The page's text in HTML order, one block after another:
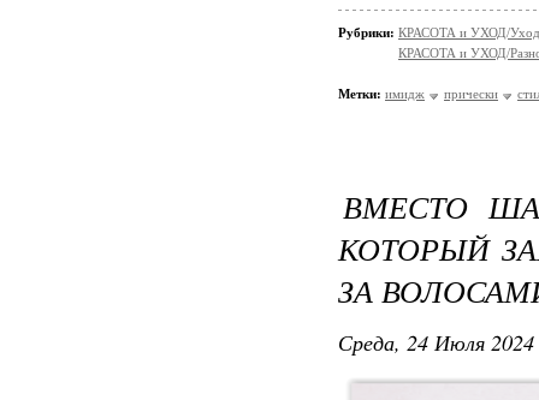
Рубрики: КРАСОТА и УХОД/Уход
КРАСОТА и УХОД/
Метки: имидж прически
ВМЕСТО
КОТОРЫЙ
ЗА
Среда, 24 Июля